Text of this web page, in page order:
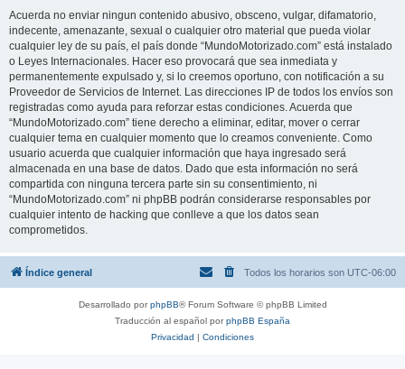
Acuerda no enviar ningun contenido abusivo, obsceno, vulgar, difamatorio,
indecente, amenazante, sexual o cualquier otro material que pueda violar
cualquier ley de su país, el país donde “MundoMotorizado.com” está instalado
o Leyes Internacionales. Hacer eso provocará que sea inmediata y
permanentemente expulsado y, si lo creemos oportuno, con notificación a su
Proveedor de Servicios de Internet. Las direcciones IP de todos los envíos son
registradas como ayuda para reforzar estas condiciones. Acuerda que
“MundoMotorizado.com” tiene derecho a eliminar, editar, mover o cerrar
cualquier tema en cualquier momento que lo creamos conveniente. Como
usuario acuerda que cualquier información que haya ingresado será
almacenada en una base de datos. Dado que esta información no será
compartida con ninguna tercera parte sin su consentimiento, ni
“MundoMotorizado.com” ni phpBB podrán considerarse responsables por
cualquier intento de hacking que conlleve a que los datos sean
comprometidos.
Índice general Todos los horarios son UTC-06:00
Desarrollado porphpBB® Forum Software © phpBB Limited
Traducción al español porphpBB España
Privacidad | Condiciones